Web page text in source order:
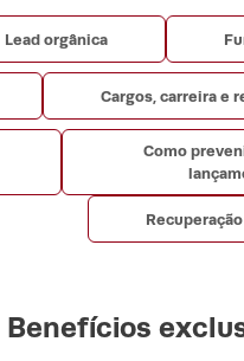
Lead orgânica
Cargos, carreira e
Como
Benefícios